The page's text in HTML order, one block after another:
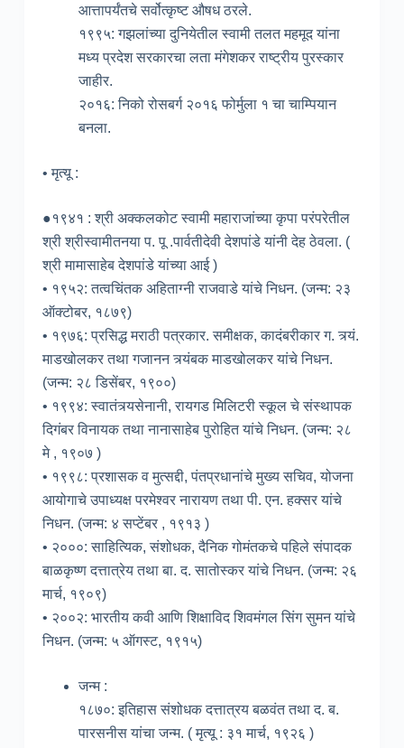
आत्तापर्यंतचे सर्वोत्कृष्ट औषध ठरले.
१९९५: गझलांच्या दुनियेतील स्वामी तलत महमूद यांना
मध्य प्रदेश सरकारचा लता मंगेशकर राष्ट्रीय पुरस्कार
जाहीर.
२०१६: निको रोसबर्ग २०१६ फोर्मुला १ चा चाम्पियान
बनला.
• मृत्यू :
●१९४१ : श्री अक्कलकोट स्वामी महाराजांच्या कृपा परंपरेतील
श्री श्रीस्वामीतनया प. पू .पार्वतीदेवी देशपांडे यांनी देह ठेवला. (
श्री मामासाहेब देशपांडे यांच्या आई )
• १९५२: तत्वचिंतक अहिताग्नी राजवाडे यांचे निधन. (जन्म: २३
ऑक्टोबर, १८७९)
• १९७६: प्रसिद्ध मराठी पत्रकार. समीक्षक, कादंबरीकार ग. त्र्यं.
माडखोलकर तथा गजानन त्र्यंबक माडखोलकर यांचे निधन.
(जन्म: २८ डिसेंबर, १९००)
• १९९४: स्वातंत्र्यसेनानी, रायगड मिलिटरी स्कूल चे संस्थापक
दिगंबर विनायक तथा नानासाहेब पुरोहित यांचे निधन. (जन्म: २८
मे , १९०७ )
• १९९८: प्रशासक व मुत्सद्दी, पंतप्रधानांचे मुख्य सचिव, योजना
आयोगाचे उपाध्यक्ष परमेश्वर नारायण तथा पी. एन. हक्सर यांचे
निधन. (जन्म: ४ सप्टेंबर , १९१३ )
• २०००: साहित्यिक, संशोधक, दैनिक गोमंतकचे पहिले संपादक
बाळकृष्ण दत्तात्रेय तथा बा. द. सातोस्कर यांचे निधन. (जन्म: २६
मार्च, १९०९)
• २००२: भारतीय कवी आणि शिक्षाविद शिवमंगल सिंग सुमन यांचे
निधन. (जन्म: ५ ऑगस्ट, १९१५)
जन्म :
१८७०: इतिहास संशोधक दत्तात्रय बळवंत तथा द. ब.
पारसनीस यांचा जन्म. ( मृत्यू : ३१ मार्च, १९२६ )